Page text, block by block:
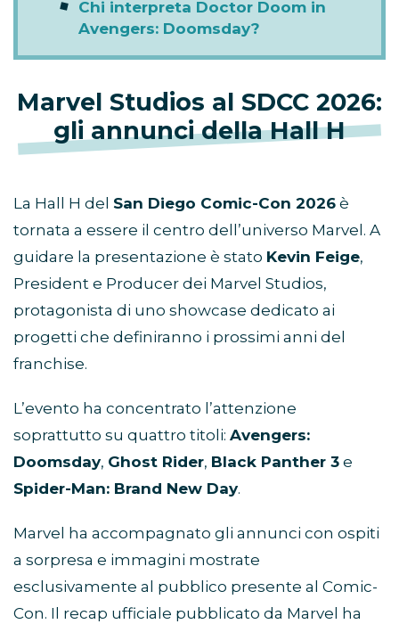
Chi interpreta Doctor Doom in
Avengers: Doomsday?
Marvel Studios al SDCC 2026:
gli annunci della Hall H
La Hall H del San Diego Comic-Con 2026 è
tornata a essere il centro dell’universo Marvel. A
guidare la presentazione è stato Kevin Feige,
President e Producer dei Marvel Studios,
protagonista di uno showcase dedicato ai
progetti che definiranno i prossimi anni del
franchise.
L’evento ha concentrato l’attenzione
soprattutto su quattro titoli: Avengers:
Doomsday, Ghost Rider, Black Panther 3 e
Spider-Man: Brand New Day.
Marvel ha accompagnato gli annunci con ospiti
a sorpresa e immagini mostrate
esclusivamente al pubblico presente al Comic-
Con. Il recap ufficiale pubblicato da Marvel ha